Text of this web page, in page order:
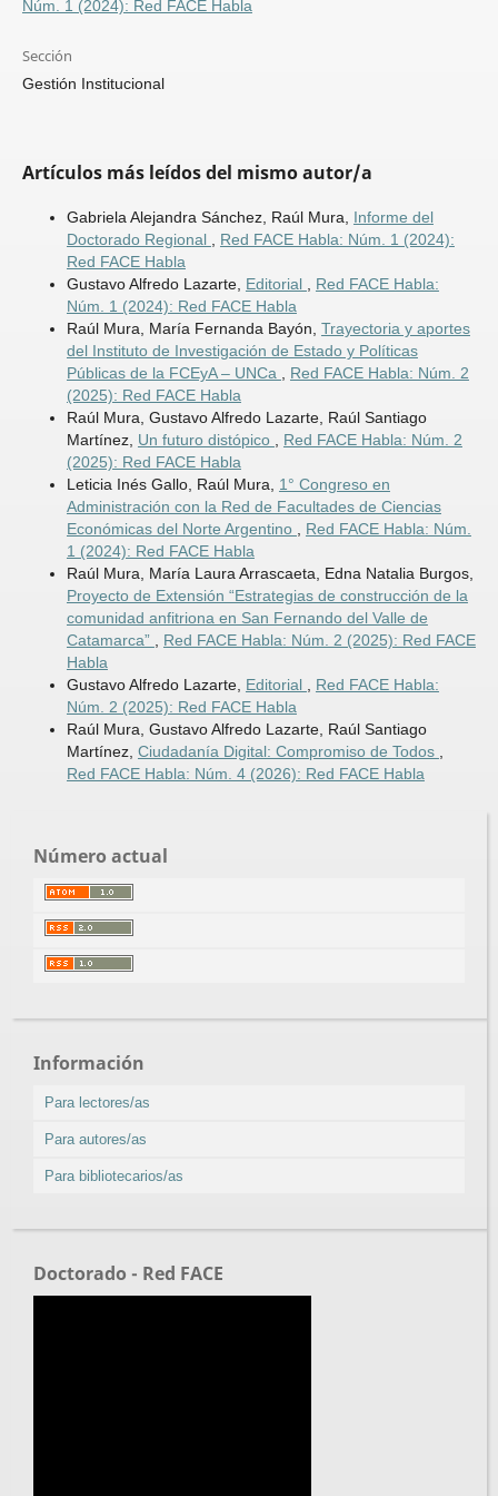
Núm. 1 (2024): Red FACE Habla
Sección
Gestión Institucional
Artículos más leídos del mismo autor/a
Gabriela Alejandra Sánchez, Raúl Mura, Informe del
Doctorado Regional , Red FACE Habla: Núm. 1 (2024):
Red FACE Habla
Gustavo Alfredo Lazarte, Editorial , Red FACE Habla:
Núm. 1 (2024): Red FACE Habla
Raúl Mura, María Fernanda Bayón, Trayectoria y aportes
del Instituto de Investigación de Estado y Políticas
Públicas de la FCEyA – UNCa , Red FACE Habla: Núm. 2
(2025): Red FACE Habla
Raúl Mura, Gustavo Alfredo Lazarte, Raúl Santiago
Martínez, Un futuro distópico , Red FACE Habla: Núm. 2
(2025): Red FACE Habla
Leticia Inés Gallo, Raúl Mura, 1° Congreso en
Administración con la Red de Facultades de Ciencias
Económicas del Norte Argentino , Red FACE Habla: Núm.
1 (2024): Red FACE Habla
Raúl Mura, María Laura Arrascaeta, Edna Natalia Burgos,
Proyecto de Extensión “Estrategias de construcción de la
comunidad anfitriona en San Fernando del Valle de
Catamarca” , Red FACE Habla: Núm. 2 (2025): Red FACE
Habla
Gustavo Alfredo Lazarte, Editorial , Red FACE Habla:
Núm. 2 (2025): Red FACE Habla
Raúl Mura, Gustavo Alfredo Lazarte, Raúl Santiago
Martínez, Ciudadanía Digital: Compromiso de Todos ,
Red FACE Habla: Núm. 4 (2026): Red FACE Habla
Número actual
Información
Para lectores/as
Para autores/as
Para bibliotecarios/as
Doctorado - Red FACE